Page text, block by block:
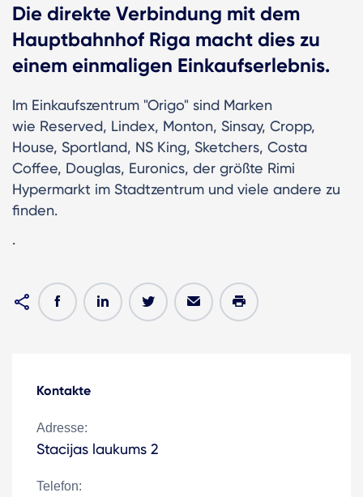
Die direkte Verbindung mit dem
Hauptbahnhof Riga macht dies zu
einem einmaligen Einkaufserlebnis.
Im Einkaufszentrum "Origo" sind Marken
wie Reserved, Lindex, Monton, Sinsay, Cropp,
House, Sportland, NS King, Sketchers, Costa
Coffee, Douglas, Euronics, der größte Rimi
Hypermarkt im Stadtzentrum und viele andere zu
finden.
.
Kontakte
Adresse:
Stacijas laukums 2
Telefon: